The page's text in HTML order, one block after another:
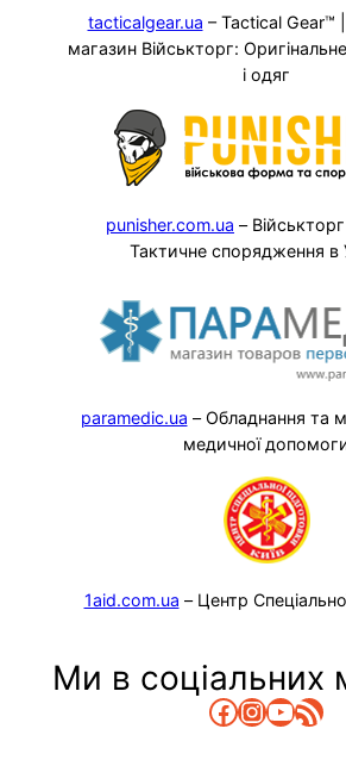
tacticalgear.ua – Tactical Gear™
магазин Військторг:
і одяг
punisher.com.ua – Військторг
Тактичне спорядження в
paramedic.ua – Обладнання та
медичної
1aid.com.ua – Центр
Ми в соціальних
Facebook
RSS